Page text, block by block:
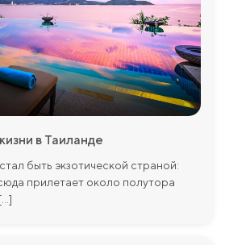
в Таиланде
быть экзотической страной:
прилетает около полутора